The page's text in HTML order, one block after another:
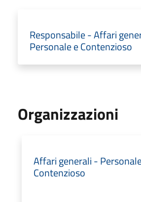
Responsabile - Affari
Personale e Contenzioso
Organizzazioni
Affari generali -
Contenzioso